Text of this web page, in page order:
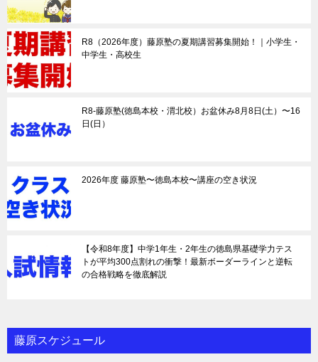
R8（2026年度）藤原塾の夏期講習募集開始！｜小学生・
中学生・高校生
R8-藤原塾(徳島本校・渭北校）お盆休み8月8日(土）〜16
日(日）
2026年度 藤原塾〜徳島本校〜講座の空き状況
【令和8年度】中学1年生・2年生の徳島県基礎学力テス
トが平均300点割れの衝撃！最新ボーダーラインと逆転
の合格戦略を徹底解説
藤原スケジュール